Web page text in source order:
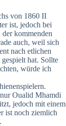
von 1860 II
ist, jedoch bei
kommenden
auch, weil sich
nach etlichen
hat. Sollte
würde ich
Oualid Mhamdi
jedoch mit einem
ist noch ziemlich